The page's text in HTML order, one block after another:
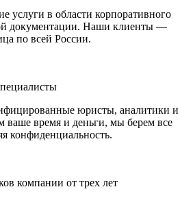
услуги в области корпоративного
документации. Наши клиенты —
по всей России.
юристы, аналитики и
время и деньги, мы берем все
конфиденциальность.
компании от трех лет